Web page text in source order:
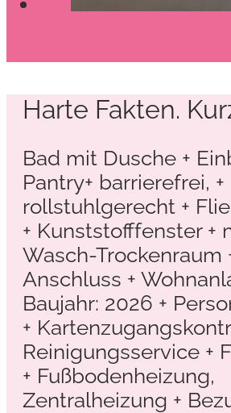
Harte Fakten.
Bad mit Dusche +
Pantry+ barrierefrei, +
rollstuhlgerecht +
+ Kunststofffenster +
Wasch-Trockenraum
Anschluss +
Baujahr: 2026 +
+
Reinigungsservice +
+ Fußbodenheizung,
Zentralheizung +